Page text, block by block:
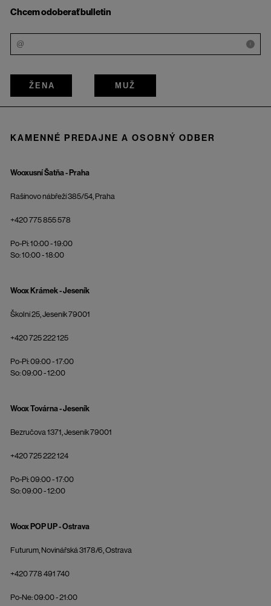
Chcem odoberať bulletin
i
ŽENA MUŽ
KAMENNÉ PREDAJNE A OSOBNÝ ODBER
Wooxusní Šatňa - Praha
Rašínovo nábřeží 385/54, Praha
+420 775 855 578
Po-Pi: 10:00 - 19:00
So: 10:00 - 18:00
Woox Krámek - Jeseník
Školní 25, Jeseník 79001
+420 725 222 125
Po-Pi: 09:00 - 17:00
So: 09:00 - 12:00
Woox Továrna - Jeseník
Bezručova 1371, Jeseník 79001
+420 725 222 124
Po-Pi: 09:00 - 17:00
So: 09:00 - 12:00
Woox POP UP - Ostrava
Futurum, Novinářská 3178/6, Ostrava
+420 778 491 740
Po-Ne: 09:00 - 21:00